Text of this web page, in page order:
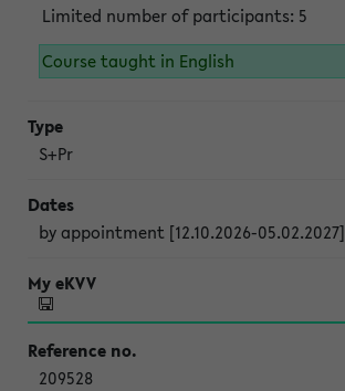
Limited number of participants: 5
Course taught in English
S+Pr
by appointment [12.10.2026-05.02.2027]
209528